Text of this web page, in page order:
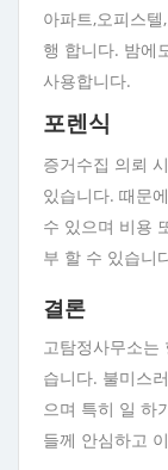
아파트,오피스
행 합니다. 밤에
사용합니다.
포렌식
증거수집 의뢰
있습니다. 때문
수 있으며 비용
부 할 수 있습니
결론
고탐정사무소는
습니다. 불미스
으며 특히 일 하
들께 안심하고